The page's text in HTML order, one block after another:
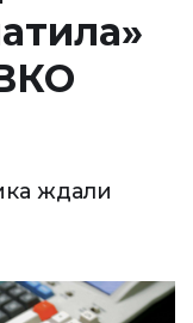
ждали